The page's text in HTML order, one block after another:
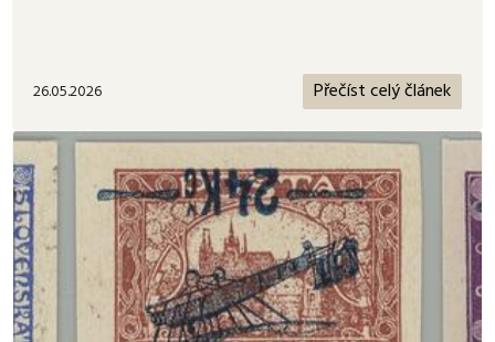
26.05.2026 Přečíst celý článek